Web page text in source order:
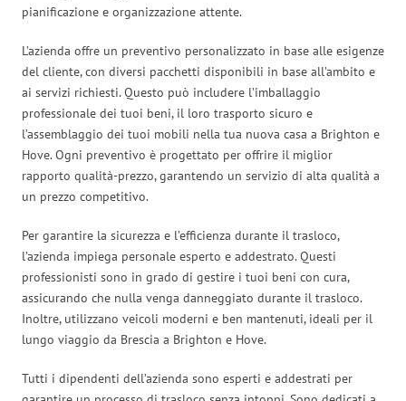
pianificazione e organizzazione attente.
L’azienda offre un preventivo personalizzato in base alle esigenze
del cliente, con diversi pacchetti disponibili in base all’ambito e
ai servizi richiesti. Questo può includere l’imballaggio
professionale dei tuoi beni, il loro trasporto sicuro e
l’assemblaggio dei tuoi mobili nella tua nuova casa a Brighton e
Hove. Ogni preventivo è progettato per offrire il miglior
rapporto qualità-prezzo, garantendo un servizio di alta qualità a
un prezzo competitivo.
Per garantire la sicurezza e l’efficienza durante il trasloco,
l’azienda impiega personale esperto e addestrato. Questi
professionisti sono in grado di gestire i tuoi beni con cura,
assicurando che nulla venga danneggiato durante il trasloco.
Inoltre, utilizzano veicoli moderni e ben mantenuti, ideali per il
lungo viaggio da Brescia a Brighton e Hove.
Tutti i dipendenti dell’azienda sono esperti e addestrati per